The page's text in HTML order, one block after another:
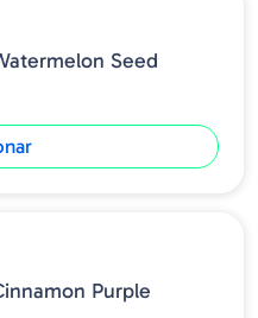
Seed
Purple